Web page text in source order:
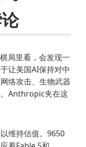
局里看，会发现一
让美国AI保持对中
络攻击、生物武器
Anthropic夹在这
维持估值。9650